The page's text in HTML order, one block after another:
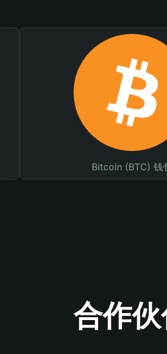
Bitcoin (BTC) 钱
合作